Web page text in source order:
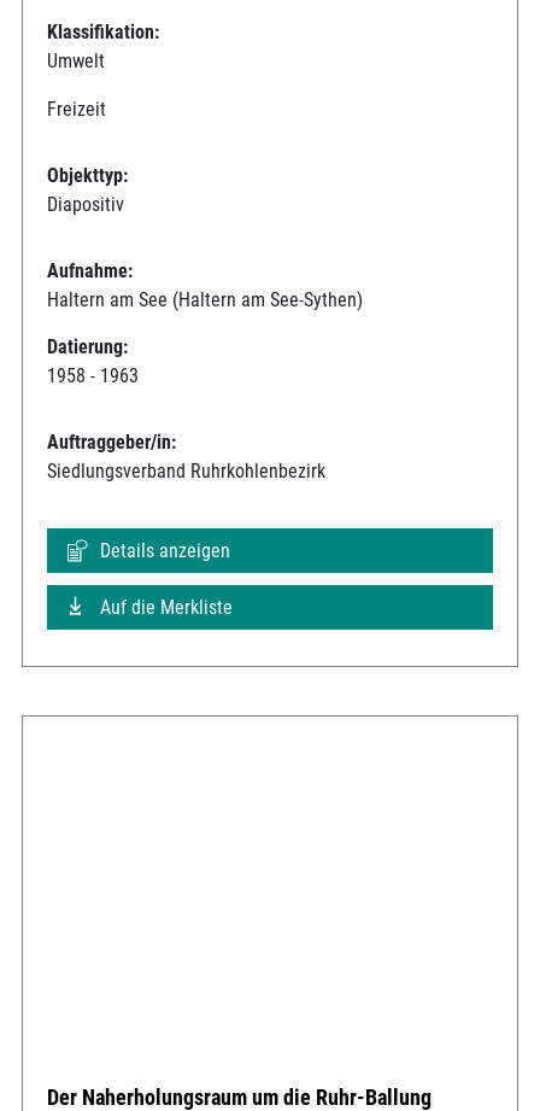
Klassifikation:
Umwelt
Freizeit
Objekttyp:
Diapositiv
Aufnahme:
Haltern am See (Haltern am See-Sythen)
Datierung:
1958 - 1963
Auftraggeber/in:
Siedlungsverband Ruhrkohlenbezirk
Details anzeigen
Auf die Merkliste
Der Naherholungsraum um die Ruhr-Ballung